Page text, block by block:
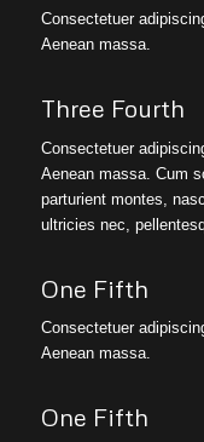
Consectetuer
Aenean massa.
Three Fourth
Consectetuer
Aenean massa. Cum
parturient montes,
ultricies nec,
One Fifth
Consectetuer
Aenean massa.
One Fifth